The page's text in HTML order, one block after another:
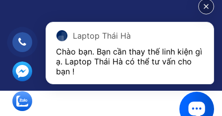
Laptop Thái Hà
Chào bạn. Bạn cần thay thế linh kiện gì
ạ. Laptop Thái Hà có thể tư vấn cho
bạn !